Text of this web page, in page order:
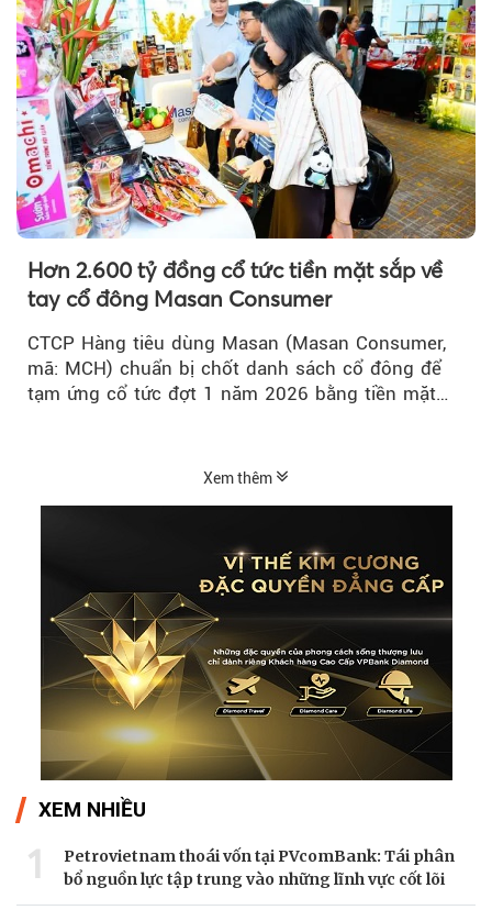
Hơn 2.600 tỷ đồng cổ tức tiền mặt sắp về
tay cổ đông Masan Consumer
CTCP Hàng tiêu dùng Masan (Masan Consumer,
mã: MCH) chuẩn bị chốt danh sách cổ đông để
tạm ứng cổ tức đợt 1 năm 2026 bằng tiền mặt
Xem thêm
XEM NHIỀU
1
Petrovietnam thoái vốn tại PVcomBank: Tái phân
bổ nguồn lực tập trung vào những lĩnh vực cốt lõi